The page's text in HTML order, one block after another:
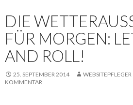
DIE
FÜR MORGEN:
AND ROLL!
25. SEPTEMBER 2014 WEBSITEPFLEGER
KOMMENTAR